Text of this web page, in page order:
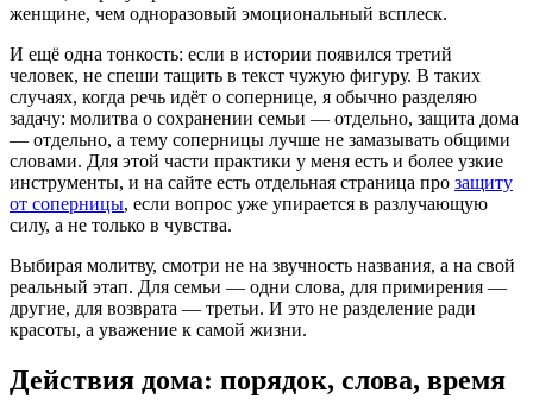
женщине, чем одноразовый эмоциональный всплеск.
И ещё одна тонкость: если в истории появился третий
человек, не спеши тащить в текст чужую фигуру. В таких
случаях, когда речь идёт о сопернице, я обычно разделяю
задачу: молитва о сохранении семьи — отдельно, защита дома
— отдельно, а тему соперницы лучше не замазывать общими
словами. Для этой части практики у меня есть и более узкие
инструменты, и на сайте есть отдельная страница про защиту
от соперницы, если вопрос уже упирается в разлучающую
силу, а не только в чувства.
Выбирая молитву, смотри не на звучность названия, а на свой
реальный этап. Для семьи — одни слова, для примирения —
другие, для возврата — третьи. И это не разделение ради
красоты, а уважение к самой жизни.
Действия дома: порядок, слова, время